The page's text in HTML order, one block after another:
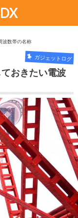
波数帯の名称
ガジェットログ
おきたい電波